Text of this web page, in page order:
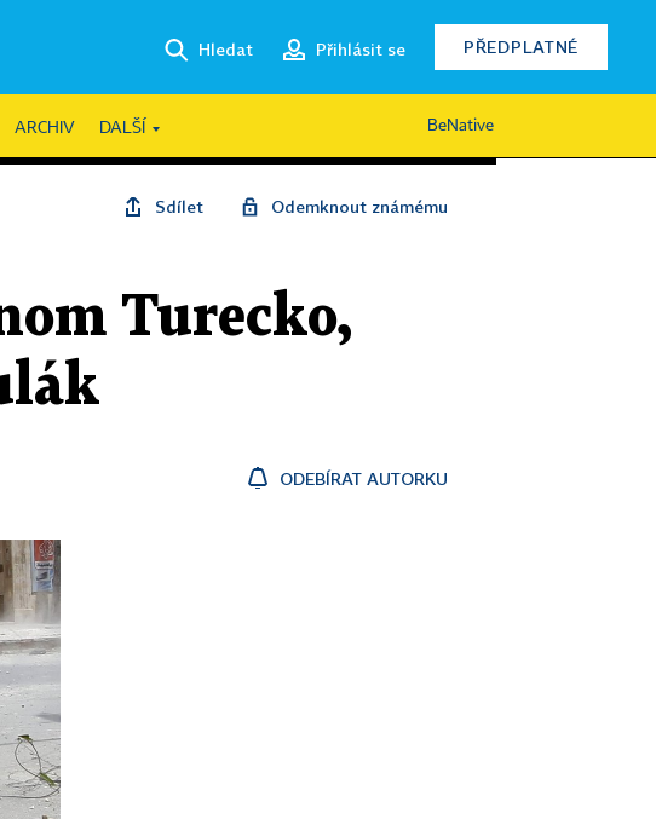
Hledat Přihlásit se PŘEDPLATNÉ
ARCHIV DALŠÍ BeNative
Sdílet Odemknout známému
Turecko,
ODEBÍRAT AUTORKU